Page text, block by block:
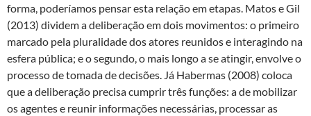
forma, poderíamos pensar esta relação em etapas. Matos e Gil
(2013) dividem a deliberação em dois movimentos: o primeiro
marcado pela pluralidade dos atores reunidos e interagindo na
esfera pública; e o segundo, o mais longo a se atingir, envolve o
processo de tomada de decisões. Já Habermas (2008) coloca
que a deliberação precisa cumprir três funções: a de mobilizar
os agentes e reunir informações necessárias, processar as